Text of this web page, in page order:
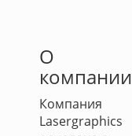
О
компании
Компания
Lasergraphics